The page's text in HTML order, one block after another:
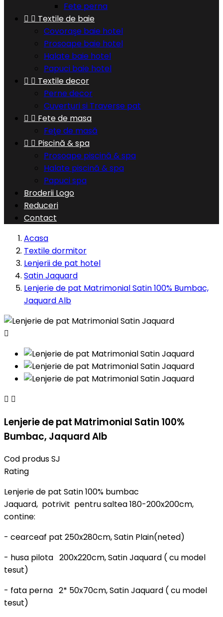
Fete perna
  Textile de baie
Covoraşe baie hotel
Prosoape baie hotel
Halate baie hotel
Papuci baie hotel
  Textile decor
Perne decor
Cuverturi si Traverse pat
  Fete de masa
Feţe de masă
  Piscină & spa
Prosoape piscină & spa
Halate piscină & spa
Papuci spa
Broderii Logo
Reduceri
Contact
Acasa
Textile dormitor
Lenjerii de pat hotel
Satin Jaquard
Lenjerie de pat Matrimonial Satin 100% Bumbac,
Jaquard Alb

 
Lenjerie de pat Matrimonial Satin 100%
Bumbac, Jaquard Alb
Cod produsSJ
Rating
Lenjerie de pat Satin 100% bumbac
Jaquard, potrivit pentru saltea 180-200x200cm,
contine:
- cearceaf pat 250x280cm, Satin Plain(neted)
- husa pilota 200x220cm, Satin Jaquard ( cu model
tesut)
- fata perna 2* 50x70cm, Satin Jaquard ( cu model
tesut)